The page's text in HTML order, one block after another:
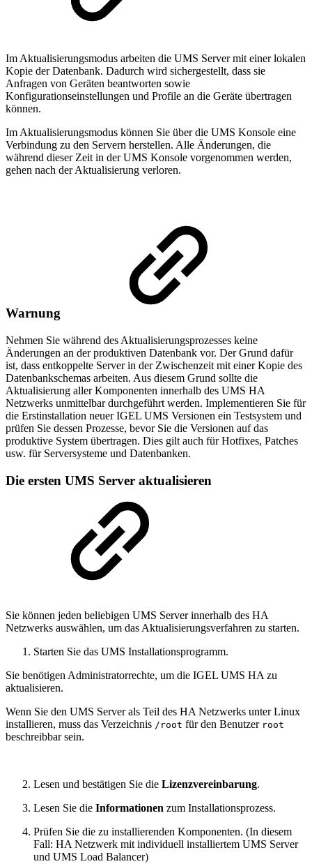
Im Aktualisierungsmodus arbeiten die UMS Server mit einer lokalen
Kopie der Datenbank. Dadurch wird sichergestellt, dass sie
Anfragen von Geräten beantworten sowie
Konfigurationseinstellungen und Profile an die Geräte übertragen
können.
Im Aktualisierungsmodus können Sie über die UMS Konsole eine
Verbindung zu den Servern herstellen. Alle Änderungen, die
während dieser Zeit in der UMS Konsole vorgenommen werden,
gehen nach der Aktualisierung verloren.
Warnung
Nehmen Sie während des Aktualisierungsprozesses keine
Änderungen an der produktiven Datenbank vor. Der Grund dafür
ist, dass entkoppelte Server in der Zwischenzeit mit einer Kopie des
Datenbankschemas arbeiten. Aus diesem Grund sollte die
Aktualisierung aller Komponenten innerhalb des UMS HA
Netzwerks unmittelbar durchgeführt werden. Implementieren Sie für
die Erstinstallation neuer IGEL UMS Versionen ein Testsystem und
prüfen Sie dessen Prozesse, bevor Sie die Versionen auf das
produktive System übertragen. Dies gilt auch für Hotfixes, Patches
usw. für Serversysteme und Datenbanken.
Die ersten UMS Server aktualisieren
Sie können jeden beliebigen UMS Server innerhalb des HA
Netzwerks auswählen, um das Aktualisierungsverfahren zu starten.
Starten Sie das UMS Installationsprogramm.
Sie benötigen Administratorrechte, um die IGEL UMS HA zu
aktualisieren.
Wenn Sie den UMS Server als Teil des HA Netzwerks unter Linux
installieren, muss das Verzeichnis /root für den Benutzer root
beschreibbar sein.
Lesen und bestätigen Sie die Lizenzvereinbarung.
Lesen Sie die Informationen zum Installationsprozess.
Prüfen Sie die zu installierenden Komponenten. (In diesem
Fall: HA Netzwerk mit individuell installiertem UMS Server
und UMS Load Balancer)